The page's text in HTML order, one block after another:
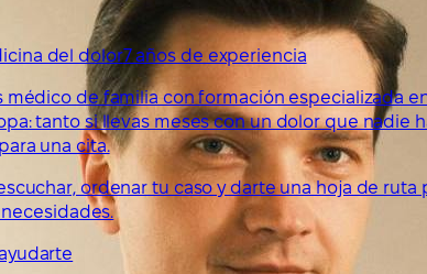
del dolor7 años de experiencia
médico de familia con formación especializada
tanto si llevas meses con un dolor que
una cita.
ordenar tu caso y darte una hoja de